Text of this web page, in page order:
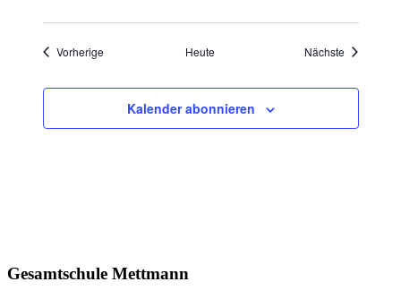
VorherigeVeranstaltungen Heute Nächste
Kalender abonnieren
Gesamtschule Mettmann